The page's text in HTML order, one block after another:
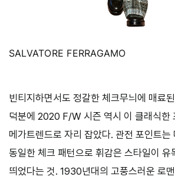
SALVATORE FERRAGAMO
빈티지하면서도 정갈한 체크무늬에 매료
덕분에 2020 F/W 시즌 역시 이 클래식한
메가트렌드로 자리 잡았다. 관전 포인트는
동일한 체크 패턴으로 휘감은 스타일이 유
띄었다는 것. 1930년대의 고풍스러운 로